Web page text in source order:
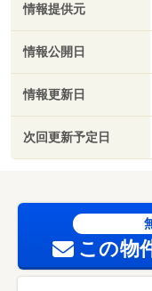
情報提供元
情報公開日
情報更新日
次回更新予定日
この物